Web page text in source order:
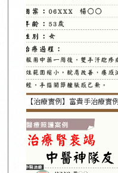
【治療實例】富貴手治療實例